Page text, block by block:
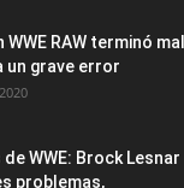
WWE RAW terminó mal
un grave error
WWE: Brock Lesnar
problemas,